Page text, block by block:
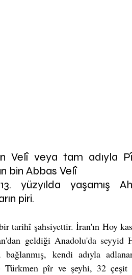
Velî veya tam adıyla
bin Abbas Velî
yüzyılda yaşamış
piri.
tarihî şahsiyettir. İran'ın Hoy
geldiği Anadolu'da seyyid
kendi adıyla
pîr ve şeyhi, 32 çeşit